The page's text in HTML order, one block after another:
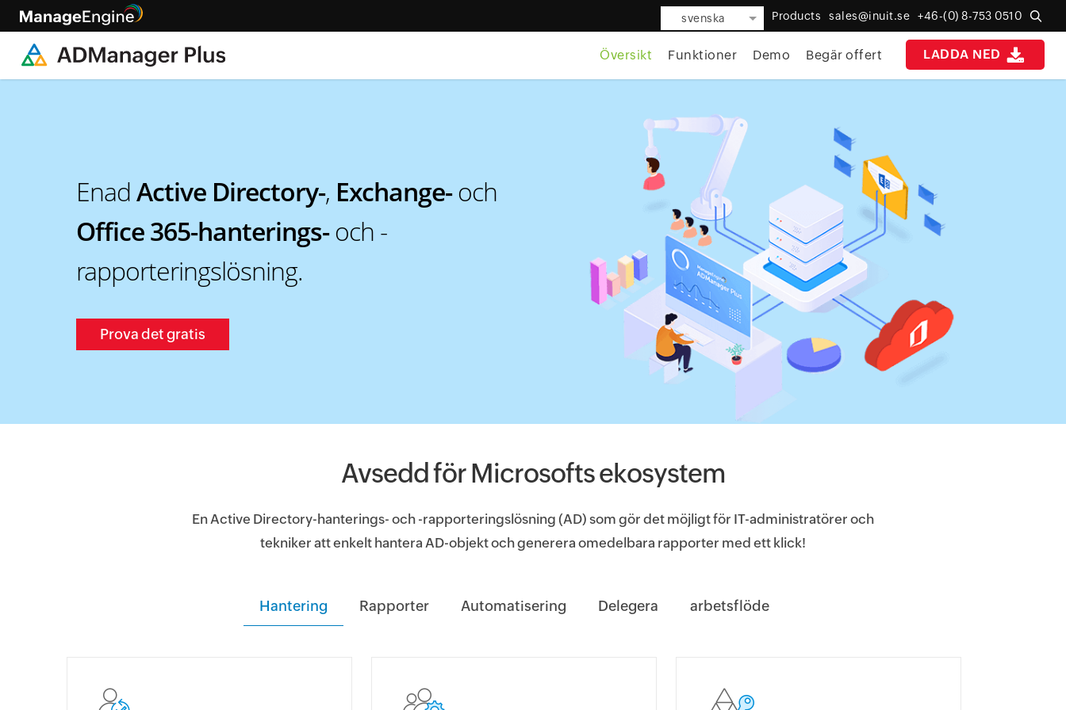
svenska Products sales@inuit.se +46-(0) 8-753 0510
LADDA NED
Översikt Funktioner Demo Begär offert
EnadActive Directory-, Exchange-och
Office 365-hanterings-och -
rapporteringslösning.
Prova det gratis
Avsedd för Microsofts ekosystem
En Active Directory-hanterings- och -rapporteringslösning (AD) som gör det möjligt för IT-administratörer och
tekniker att enkelt hantera AD-objekt och generera omedelbara rapporter med ett klick!
Hantering Rapporter Automatisering Delegera arbetsflöde